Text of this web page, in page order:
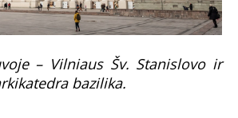
– Vilniaus Šv. Stanislovo ir
bazilika.